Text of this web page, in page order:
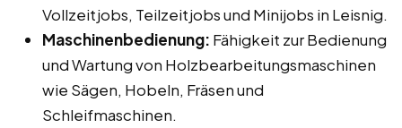
Vollzeitjobs, Teilzeitjobs und Minijobs in Leisnig.
Maschinenbedienung: Fähigkeit zur Bedienung
und Wartung von Holzbearbeitungsmaschinen
wie Sägen, Hobeln, Fräsen und
Schleifmaschinen.